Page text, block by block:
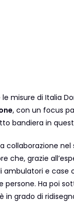
misure di Italia
, con un focus
bandiera in
collaborazione
che, grazie
ambulatori e
Ha poi
è in grado di